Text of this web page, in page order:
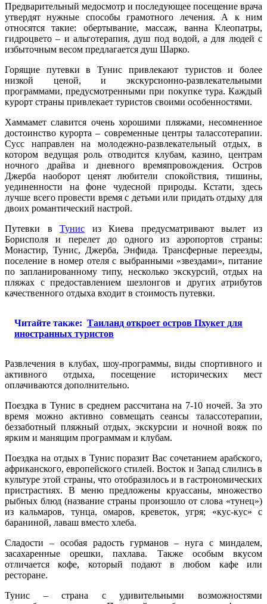
Предварительный медосмотр и последующее посещение врача
утвердят нужные способы грамотного лечения. А к ним
относятся такие: обертывание, массаж, ванна Клеопатры,
гидроцвето – и альготерапия, душ под водой, а для людей с
избыточным весом предлагается душ Шарко.
Горящие путевки в Тунис привлекают туристов и более
низкой ценой, и экскурсионно-развлекательными
программами, предусмотренными при покупке тура. Каждый
курорт страны привлекает туристов своими особенностями.
Хаммамет славится очень хорошими пляжами, несомненное
достоинство курорта – современные центры талассотерапии.
Сусс направлен на молодежно-развлекательный отдых, в
котором ведущая роль отводится клубам, казино, центрам
ночного драйва и дневного времяпровождения. Остров
Джерба наоборот ценят любители спокойствия, тишины,
уединенности на фоне чудесной природы. Кстати, здесь
лучше всего провести время с детьми или придать отдыху для
двоих романтический настрой.
Путевки вТунис из Киева предусматривают вылет из
Борисполя и перелет до одного из аэропортов страны:
Монастир, Тунис, Джерба, Энфида. Трансферные переезды,
поселение в номер отеля с выбранными «звездами», питание
по запланированному типу, несколько экскурсий, отдых на
пляжах с предоставлением шезлонгов и других атрибутов
качественного отдыха входит в стоимость путевки.
Читайте также: Таиланд откроет остров Пхукет для
иностранных туристов
Развлечения в клубах, шоу-программы, виды спортивного и
активного отдыха, посещение исторических мест
оплачиваются дополнительно.
Поездка в Тунис в среднем рассчитана на 7-10 ночей. За это
время можно активно совмещать сеансы талассотерапии,
беззаботный пляжный отдых, экскурсии и ночной вояж по
ярким и манящим программам и клубам.
Поездка на отдых в Тунис поразит Вас сочетанием арабского,
африканского, европейского стилей. Восток и Запад слились в
культуре этой страны, что отобразилось и в гастрономических
пристрастиях. В меню предложены круассаны, множество
рыбных блюд (название страны произошло от слова «тунец»)
из кальмаров, тунца, омаров, креветок, угря; «кус-кус» с
бараниной, лаваш вместо хлеба.
Сладости – особая радость гурманов – нуга с миндалем,
засахаренные орешки, пахлава. Также особым вкусом
отличается кофе, который подают в любом кафе или
ресторане.
Тунис – страна с удивительными возможностями